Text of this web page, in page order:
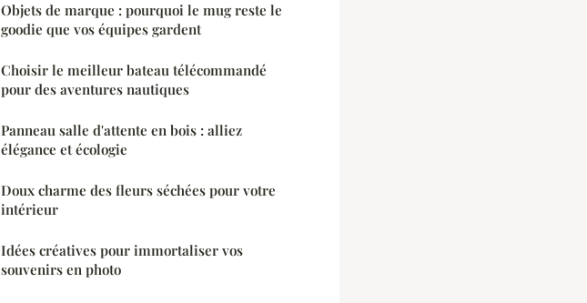
Objets de marque : pourquoi le mug reste le
goodie que vos équipes gardent
Choisir le meilleur bateau télécommandé
pour des aventures nautiques
Panneau salle d'attente en bois : alliez
élégance et écologie
Doux charme des fleurs séchées pour votre
intérieur
Idées créatives pour immortaliser vos
souvenirs en photo